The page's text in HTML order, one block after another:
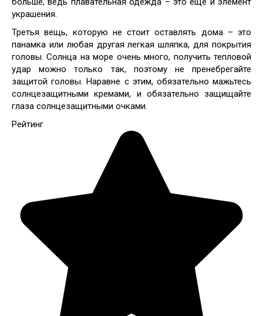
украшения.
Третья вещь, которую не стоит оставлять дома – это
панамка или любая другая легкая шляпка, для покрытия
головы. Солнца на море очень много, получить тепловой
удар можно только так, поэтому не пренебрегайте
защитой головы. Наравне с этим, обязательно мажьтесь
солнцезащитными кремами, и обязательно защищайте
глаза солнцезащитными очками.
Рейтинг